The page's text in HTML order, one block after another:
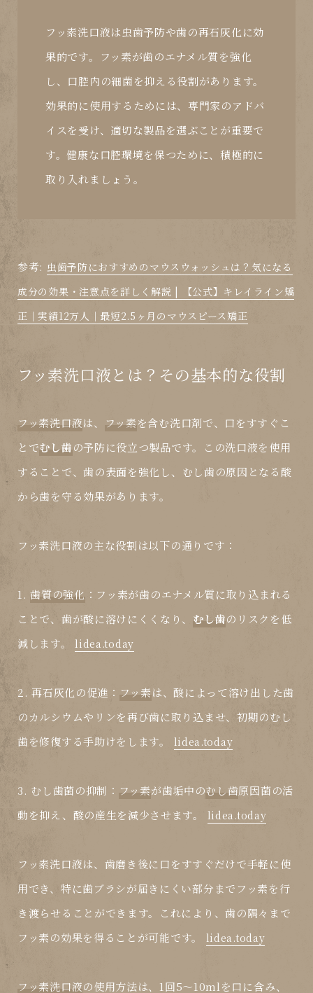
フッ素洗口液は虫歯予防や歯の再石灰化に効
果的です。フッ素が歯のエナメル質を強化
し、口腔内の細菌を抑える役割があります。
効果的に使用するためには、専門家のアドバ
イスを受け、適切な製品を選ぶことが重要で
す。健康な口腔環境を保つために、積極的に
取り入れましょう。
参考: 虫歯予防におすすめのマウスウォッシュは？気になる
成分の効果・注意点を詳しく解説 | 【公式】キレイライン矯
正｜実績12万人｜最短2.5ヶ月のマウスピース矯正
フッ素洗口液とは？その基本的な役割
フッ素洗口液は、 フッ素を含む洗口剤で、口をすすぐこ
とでむし歯の予防に役立つ製品です。この洗口液を使用
することで、歯の表面を強化し、 むし歯の原因となる酸
から歯を守る効果があります。
フッ素洗口液の主な役割は以下の通りです：
1.歯質の強化 ： フッ素が歯のエナメル質に取り込まれる
ことで、歯が酸に溶けにくくなり、 むし歯のリスクを低
減します。lidea.today
2.再石灰化の促進 ： フッ素は、酸によって溶け出した歯
のカルシウムやリンを再び歯に取り込ませ、初期のむし
歯を修復する手助けをします。 lidea.today
3. むし歯菌の抑制 ： フッ素が歯垢中のむし歯原因菌の活
動を抑え、酸の産生を減少させます。 lidea.today
フッ素洗口液は、歯磨き後に口をすすぐだけで手軽に使
用でき、特に歯ブラシが届きにくい部分まで フッ素を行
き渡らせることができます。これにより、歯の隅々まで
フッ素の効果を得ることが可能です。 lidea.today
フッ素洗口液の使用方法は、1回5～10mlを口に含み、